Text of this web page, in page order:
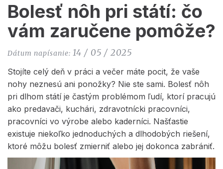
Bolesť nôh pri státí: čo
vám zaručene pomôže?
Dátum napísanie: 14 / 05 / 2025
Stojíte celý deň v práci a večer máte pocit, že vaše
nohy neznesú ani ponožky? Nie ste sami. Bolesť nôh
pri dlhom státí je častým problémom ľudí, ktorí pracujú
ako predavači, kuchári, zdravotnícki pracovníci,
pracovníci vo výrobe alebo kaderníci. Našťastie
existuje niekoľko jednoduchých a dlhodobých riešení,
ktoré môžu bolesť zmierniť alebo jej dokonca zabrániť.